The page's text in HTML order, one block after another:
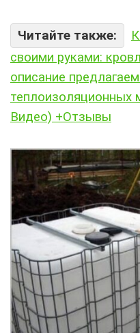
Читайте также:
своими руками:
описание
теплоизоляционных
Видео) +Отзывы